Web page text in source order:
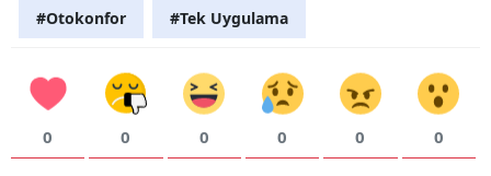
#Otokonfor #Tek Uygulama
0 0 0 0 0 0